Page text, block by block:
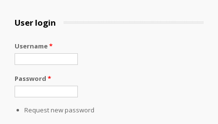
User login
Username*
Password *
Request new password